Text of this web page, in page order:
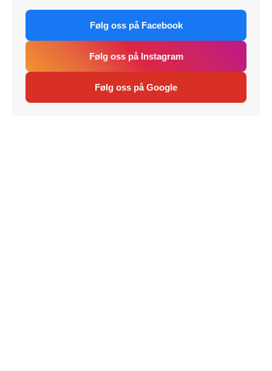
Følg oss på Facebook
Følg oss på Instagram
Følg oss på Google